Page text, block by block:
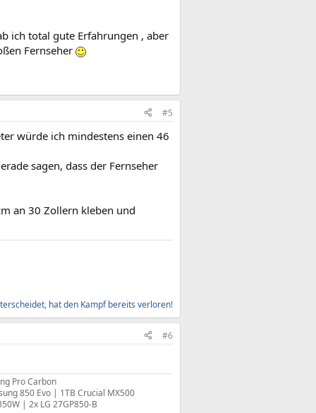
ich total gute Erfahrungen , aber
Fernseher
#5
würde ich mindestens einen 46
sagen, dass der Fernseher
an 30 Zollern kleben und
hat den Kampf bereits verloren!
#6
Pro Carbon
850 Evo | 1TB Crucial MX500
| 2x LG 27GP850-B